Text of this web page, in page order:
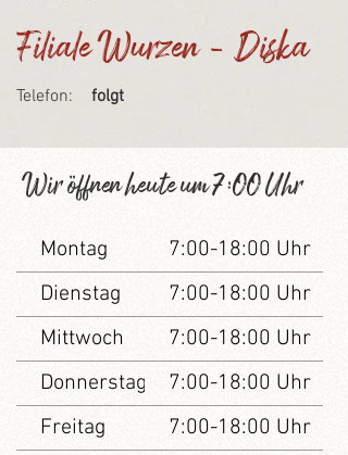
Filiale Wurzen - Diska
folgt
Telefon:
Wir öffnen heute um 7:00 Uhr
Montag
7:00-18:00 Uhr
Dienstag
7:00-18:00 Uhr
Mittwoch
7:00-18:00 Uhr
Donnerstag
7:00-18:00 Uhr
Freitag
7:00-18:00 Uhr